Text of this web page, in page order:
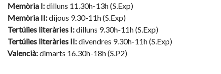
Memòria I:dilluns 11.30h-13h (S.Exp)
Memòria II:dijous 9.30-11h (S.Exp)
Tertúlies literàries I:dilluns 9.30h-11h (S.Exp)
Tertúlies literàries II:divendres 9.30h-11h (S.Exp)
Valencià:dimarts 16.30h-18h (S.P2)